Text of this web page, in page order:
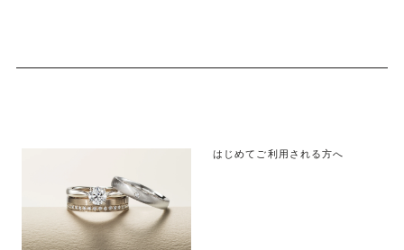
はじめてご利用される方へ